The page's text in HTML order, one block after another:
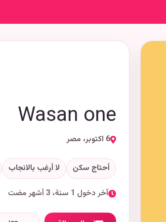
Wasan one
6 اكتوبر، مصر
أحتاج سكن لا أرغب بالانجاب
آخر دخول 1 سنة، 3 أشهر مضت